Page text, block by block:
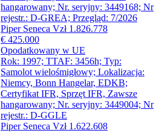
hangarowany; Nr. seryjny: 3449168; Nr
rejestr.: D-GREA; Przegląd: 7/2026
Piper Seneca Vzł 1.826.778
€ 425.000
Opodatkowany w UE
Rok: 1997; TTAF: 3456h; Typ:
Samolot wielośmigłowy; Lokalizacja:
Niemcy, Bonn Hangelar, EDKB;
Certyfikat IFR, Sprzęt IFR, Zawsze
hangarowany; Nr. seryjny: 3449004; Nr
rejestr.: D-GGLE
Piper Seneca Vzł 1.622.608